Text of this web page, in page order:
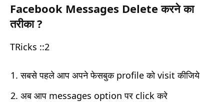
Facebook Messages Delete करने का
तरीका ?
TRicks ::2
सबसे पहले आप अपने फेसबुक profile को visit कीजिये
अब आप messages option पर click करे